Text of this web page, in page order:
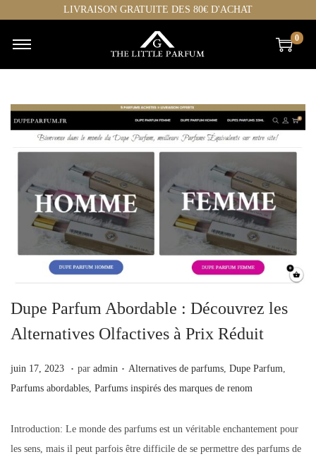
LIVRAISON GRATUITE DES 80€ D'ACHAT
0
Dupe Parfum Abordable : Découvrez les
Alternatives Olfactives à Prix Réduit
Publié le
juin 17, 2023
u
n
1
. par admin . Publié dans
Alternatives de parfums, Dupe Parfum,
Parfums abordables, Parfums inspirés des marques de renom
Introduction: Le monde des parfums est un véritable enchantement pour
les sens, mais il peut parfois être difficile de se permettre des parfums de